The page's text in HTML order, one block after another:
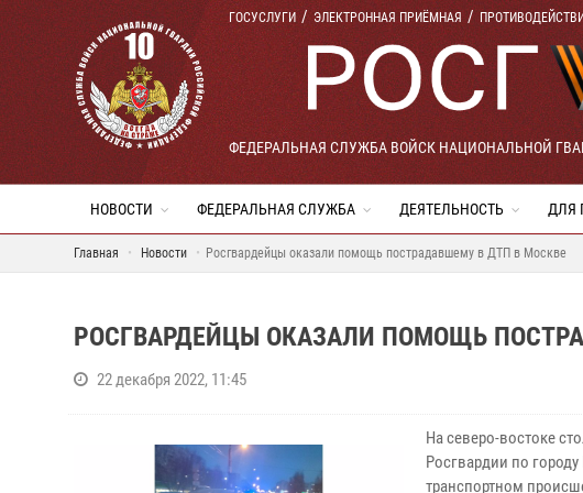
ГОСУСЛУГИ ЭЛЕКТРОННАЯ ПРИЁМНАЯ
ФЕДЕРАЛЬНАЯ СЛУЖБА ВОЙСК НАЦИОНАЛЬНОЙ
НОВОСТИ ФЕДЕРАЛЬНАЯ СЛУЖБА ДЕЯТЕЛЬНОСТЬ ДЛЯ
Главная Новости Росгвардейцы оказали помощь пострадавшему в ДТП в Москве
РОСГВАРДЕЙЦЫ ОКАЗАЛИ ПОМОЩЬ
22 декабря 2022, 11:45
На северо-востоке
Росгвардии по
транспортном